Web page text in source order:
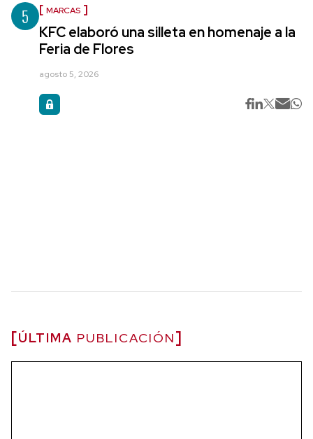
5 MARCAS
KFC elaboró una silleta en homenaje a la
Feria de Flores
agosto 5, 2026
ÚLTIMA PUBLICACIÓN